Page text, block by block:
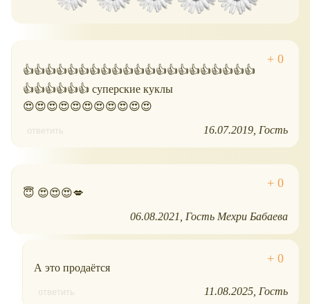
👍👍👍👍👍👍👍👍👍👍👍👍👍👍👍👍👍👍👍👍👍
👍👍👍👍👍👍 суперские куклы
😍😍😍😍😍😍😍😍😍😍😍
ответить 16.07.2019 Гость
😇 😍😍😍💋
06.08.2021
Гость Мехри Бабаева
А это продаётся
ответить 11.08.2025 Гость